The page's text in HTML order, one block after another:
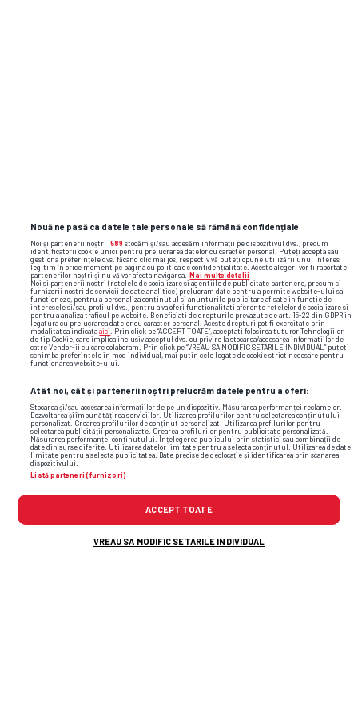
Foto2/28
Nouă ne pasă ca datele tale personale să rămână confidențiale
Noi și partenerii noștri 589 stocăm și/sau accesăm informații pe dispozitivul dvs., precum
identificatorii cookie unici pentru prelucrarea datelor cu caracter personal. Puteți accepta sau
gestiona preferințele dvs. făcând clic mai jos, respectiv vă puteți opune utilizării unui interes
legitim în orice moment pe pagina cu politica de confidențialitate. Aceste alegeri vor fi raportate
partenerilor noștri și nu vă vor afecta navigarea. Mai multe detalii
Noi si partenerii nostri (retelele de socializare si agentiile de publicitate partenere, precum si
furnizorii nostri de servicii de date analitice) prelucram date pentru a permite website-ului sa
functioneze, pentru a personaliza continutul si anunturile publicitare afisate in functie de
interesele si/sau profilul dvs., pentru a va oferi functionalitati aferente retelelor de socializare si
pentru a analiza traficul pe website. Beneficiati de drepturile prevazute de art. 15-22 din GDPR in
legatura cu prelucrarea datelor cu caracter personal. Aceste drepturi pot fi exercitate prin
modalitatea indicataaici
. Prin click pe “ACCEPT TOATE”, acceptati folosirea tuturor Tehnologiilor
de tip Cookie, care implica inclusiv acceptul dvs. cu privire la stocarea/accesarea informatiilor de
catre Vendor-ii cu care colaboram. Prin click pe “VREAU SA MODIFIC SETARILE INDIVIDUAL” puteti
schimba preferintele in mod individual, mai putin cele legate de cookie strict necesare pentru
functionarea website-ului.
Atât noi, cât și partenerii noștri prelucrăm datele pentru a oferi:
Stocarea și/sau accesarea informațiilor de pe un dispozitiv. Măsurarea performanței reclamelor.
Dezvoltarea și îmbunătățirea serviciilor. Utilizarea profilurilor pentru selectarea conținutului
personalizat. Crearea profilurilor de conținut personalizat. Utilizarea profilurilor pentru
selectarea publicității personalizate. Crearea profilurilor pentru publicitate personalizată.
Măsurarea performanței conținutului. Înțelegerea publicului prin statistici sau combinații de
date din surse diferite. Utilizarea datelor limitate pentru a selecta conținutul. Utilizarea de date
limitate pentru a selecta publicitatea. Date precise de geolocație și identificarea prin scanarea
dispozitivului.
Listă parteneri (furnizori)
ACCEPT TOATE
VREAU SA MODIFIC SETARILE INDIVIDUAL